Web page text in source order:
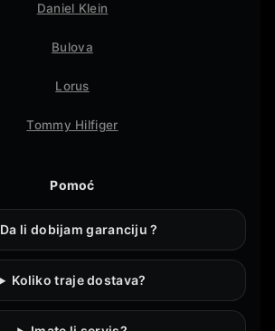
Daniel Klein
Bulova
Lorus
Tommy Hilfiger
Pomoć
Da li dobijam garanciju ?
Koliko traje dostava?